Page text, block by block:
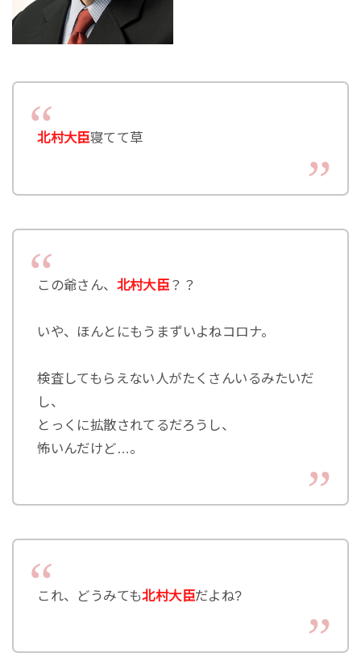
北村大臣寝てて草
この爺さん、 北村大臣 ？？
いや、ほんとにもうまずいよねコロナ。
検査してもらえない人がたくさんいるみたいだ
し、
とっくに拡散されてるだろうし、
怖いんだけど…。
これ、どうみても北村大臣だよね?